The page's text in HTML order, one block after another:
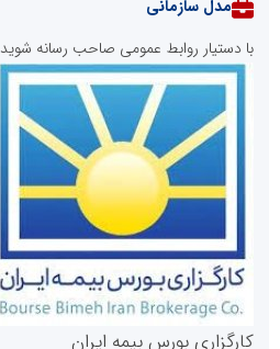
روابط عمومی خبرگزاری گزارش خبر
مدل سازمانی
با دستیار روابط عمومی صاحب رسانه شوید
کارگزاری بورس بیمه ایران